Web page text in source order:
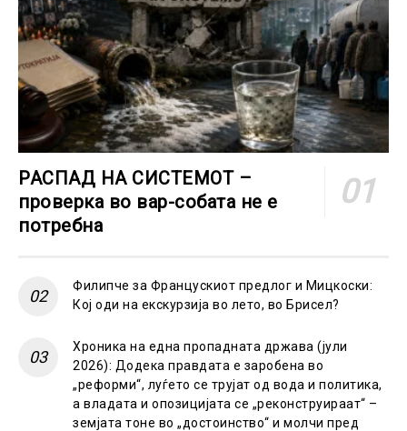
РАСПАД НА СИСТЕМОТ –
проверка во вар-собата не е
потребна
Филипче за Францускиот предлог и Мицкоски:
Кој оди на екскурзија во лето, во Брисел?
Хроника на една пропадната држава (јули
2026): Додека правдата е заробена во
„реформи“, луѓето се трујат од вода и политика,
а владата и опозицијата се „реконструираат“ –
земјата тоне во „достоинство“ и молчи пред